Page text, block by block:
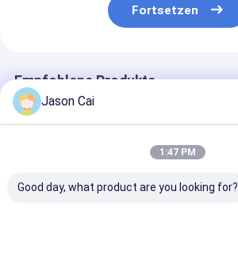
Fortsetzen
Empfohlene Produkte
Jason Cai
1:47 PM
Good day, what product are you looking for?